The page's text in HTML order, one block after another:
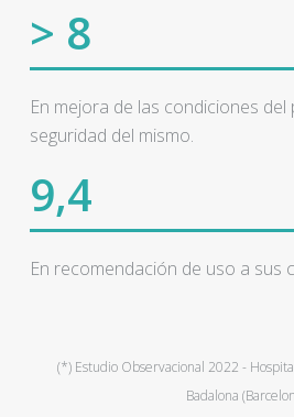
> 8
En mejora de las condiciones
seguridad del mismo.
9,4
En recomendación de uso a sus
(*) Estudio Observacional 2022 -
Badalona